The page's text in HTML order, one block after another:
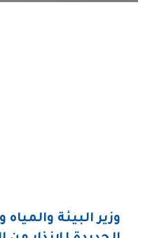
وزير البيئة والمياه